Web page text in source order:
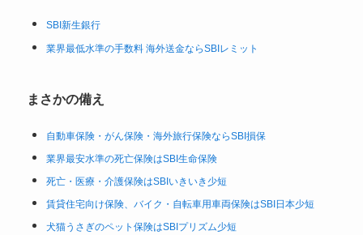
SBI新生銀行
業界最低水準の手数料 海外送金ならSBIレミット
まさかの備え
自動車保険・がん保険・海外旅行保険ならSBI損保
業界最安水準の死亡保険はSBI生命保険
死亡・医療・介護保険はSBIいきいき少短
賃貸住宅向け保険、バイク・自転車用車両保険はSBI日本少短
犬猫うさぎのペット保険はSBIプリズム少短